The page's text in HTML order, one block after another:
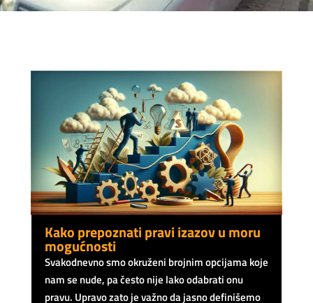
Kako prepoznati pravi izazov u moru
mogućnosti
Svakodnevno smo okruženi brojnim opcijama koje
nam se nude, pa često nije lako odabrati onu
pravu. Upravo zato je važno da jasno definišemo